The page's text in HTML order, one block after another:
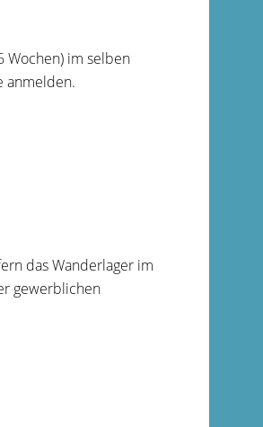
Wochen) im selben
anmelden.
das Wanderlager im
gewerblichen